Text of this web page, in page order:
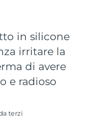
in silicone
irritare la
di avere
e radioso
terzi
stimata
stimata09.08.2026
stimata08.08.2026